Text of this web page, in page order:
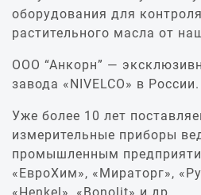
оборудования для
растительного масла от
ООО “Анкорн” —
завода «NIVELCO» в России.
Уже более 10 лет
измерительные приборы
промышленным
«ЕвроХим», «Мираторг»,